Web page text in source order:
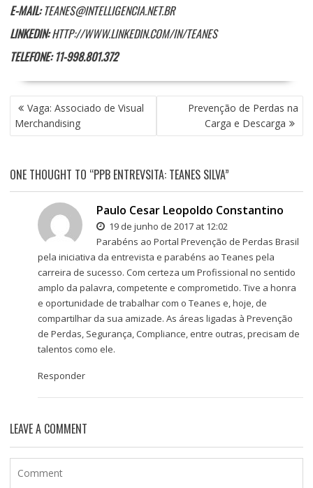
E-MAIL:TEANES@INTELLIGENCIA.NET.BR
LINKEDIN:HTTP://WWW.LINKEDIN.COM/IN/TEANES
TELEFONE: 11-998.801.372
NAVEGAÇÃO
DE
POST
Vaga: Associado de Visual
Merchandising
Prevenção de Perdas na
Carga e Descarga
ONE THOUGHT TO “PPB ENTREVSITA: TEANES SILVA”
Paulo Cesar Leopoldo Constantino
19 de junho de 2017 at 12:02
Parabéns ao Portal Prevenção de Perdas Brasil
pela iniciativa da entrevista e parabéns ao Teanes pela
carreira de sucesso. Com certeza um Profissional no sentido
amplo da palavra, competente e comprometido. Tive a honra
e oportunidade de trabalhar com o Teanes e, hoje, de
compartilhar da sua amizade. As áreas ligadas à Prevenção
de Perdas, Segurança, Compliance, entre outras, precisam de
talentos como ele.
Responder
LEAVE A COMMENT